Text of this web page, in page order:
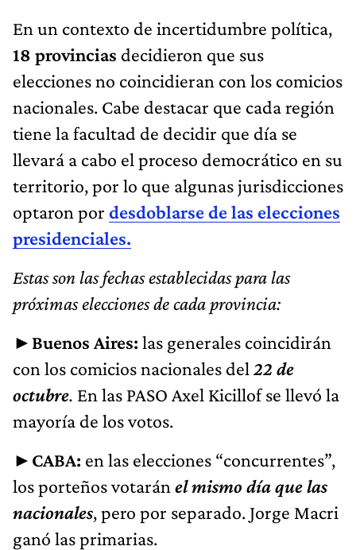
En un contexto de incertidumbre política,
18 provincias decidieron que sus
elecciones no coincidieran con los comicios
nacionales. Cabe destacar que cada región
tiene la facultad de decidir que día se
llevará a cabo el proceso democrático en su
territorio, por lo que algunas jurisdicciones
optaron por desdoblarse de las elecciones
presidenciales.
Estas son las fechas establecidas para las
próximas elecciones de cada provincia:
► Buenos Aires: las generales coincidirán
con los comicios nacionales del 22 de
octubre. En las PASO Axel Kicillof se llevó la
mayoría de los votos.
► CABA: en las elecciones “concurrentes”,
los porteños votarán el mismo día que las
nacionales, pero por separado. Jorge Macri
ganó las primarias.